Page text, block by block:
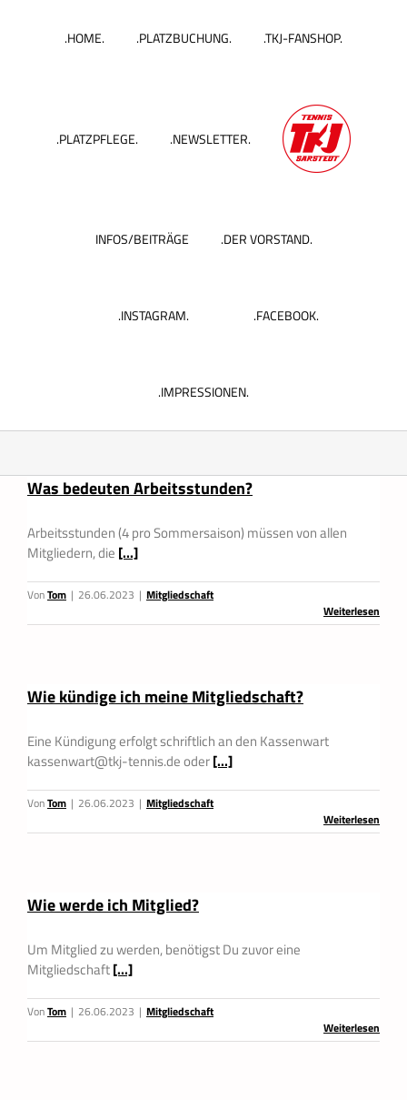
.HOME. .PLATZBUCHUNG. .TKJ-FANSHOP.
.PLATZPFLEGE. .NEWSLETTER.
INFOS/BEITRÄGE .DER VORSTAND.
.INSTAGRAM. .FACEBOOK.
.IMPRESSIONEN.
Was bedeuten Arbeitsstunden?
Arbeitsstunden (4 pro Sommersaison) müssen von allen
Mitgliedern, die [...]
VonTom | 26.06.2023 | Mitgliedschaft
Weiterlesen
Wie kündige ich meine Mitgliedschaft?
Eine Kündigung erfolgt schriftlich an den Kassenwart
kassenwart@tkj-tennis.de oder[...]
VonTom | 26.06.2023 | Mitgliedschaft
Weiterlesen
Wie werde ich Mitglied?
Um Mitglied zu werden, benötigst Du zuvor eine
Mitgliedschaft[...]
VonTom | 26.06.2023 | Mitgliedschaft
Weiterlesen